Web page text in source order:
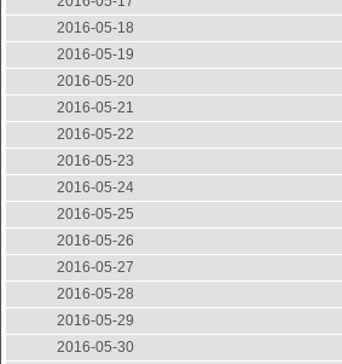
2016-05-18
2016-05-19
2016-05-20
2016-05-21
2016-05-22
2016-05-23
2016-05-24
2016-05-25
2016-05-26
2016-05-27
2016-05-28
2016-05-29
2016-05-30